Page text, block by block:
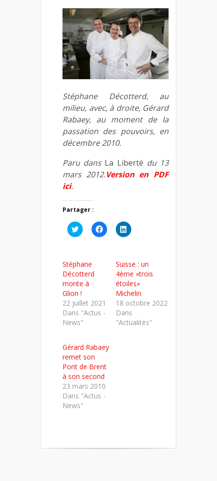
Stéphane Décotterd, au
milieu, avec, à droite, Gérard
Rabaey, au moment de la
passation des pouvoirs, en
décembre 2010.
Paru dans La Liberté du 13
mars 2012.Version en PDF
ici.
Partager :
Cliquez
pour
une
nouvelle
fenêtre)
Cliquez
pour
nouvelle
fenêtre)
Cliquez
pour
une
nouvelle
fenêtre)
Stéphane
Décotterd
monte à
Glion !
22 juillet 2021
Dans "Actus -
News"
Suisse : un
4ème «trois
étoiles»
Michelin
18 octobre 2022
Dans
"Actualités"
Gérard Rabaey
remet son
Pont de Brent
à son second
23 mars 2010
Dans "Actus -
News"